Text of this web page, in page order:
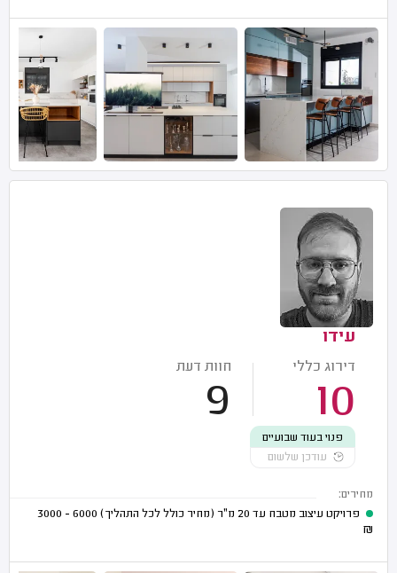
עידו
דירוג כללי
10
חוות דעת
9
פנוי בעוד שבועיים
עודכן שלשום
מחירים:
פרויקט עיצוב מטבח עד 20 מ"ר (מחיר כולל לכל התהליך)
6000 - 3000
₪